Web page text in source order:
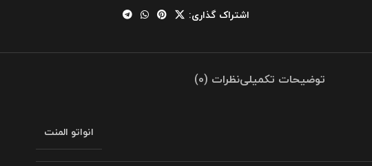
اشتراک گذاری:
توضیحات تکمیلینظرات (0)
انواتو المنت